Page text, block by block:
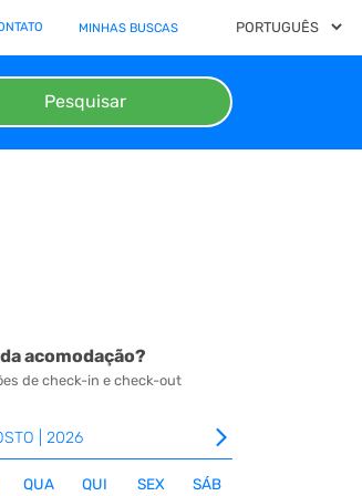
MINHAS BUSCAS
Pesquisar
acomodação?
de check-in e check-out
| 2026 arrow_forward_ios
QUA QUI SEX SÁB